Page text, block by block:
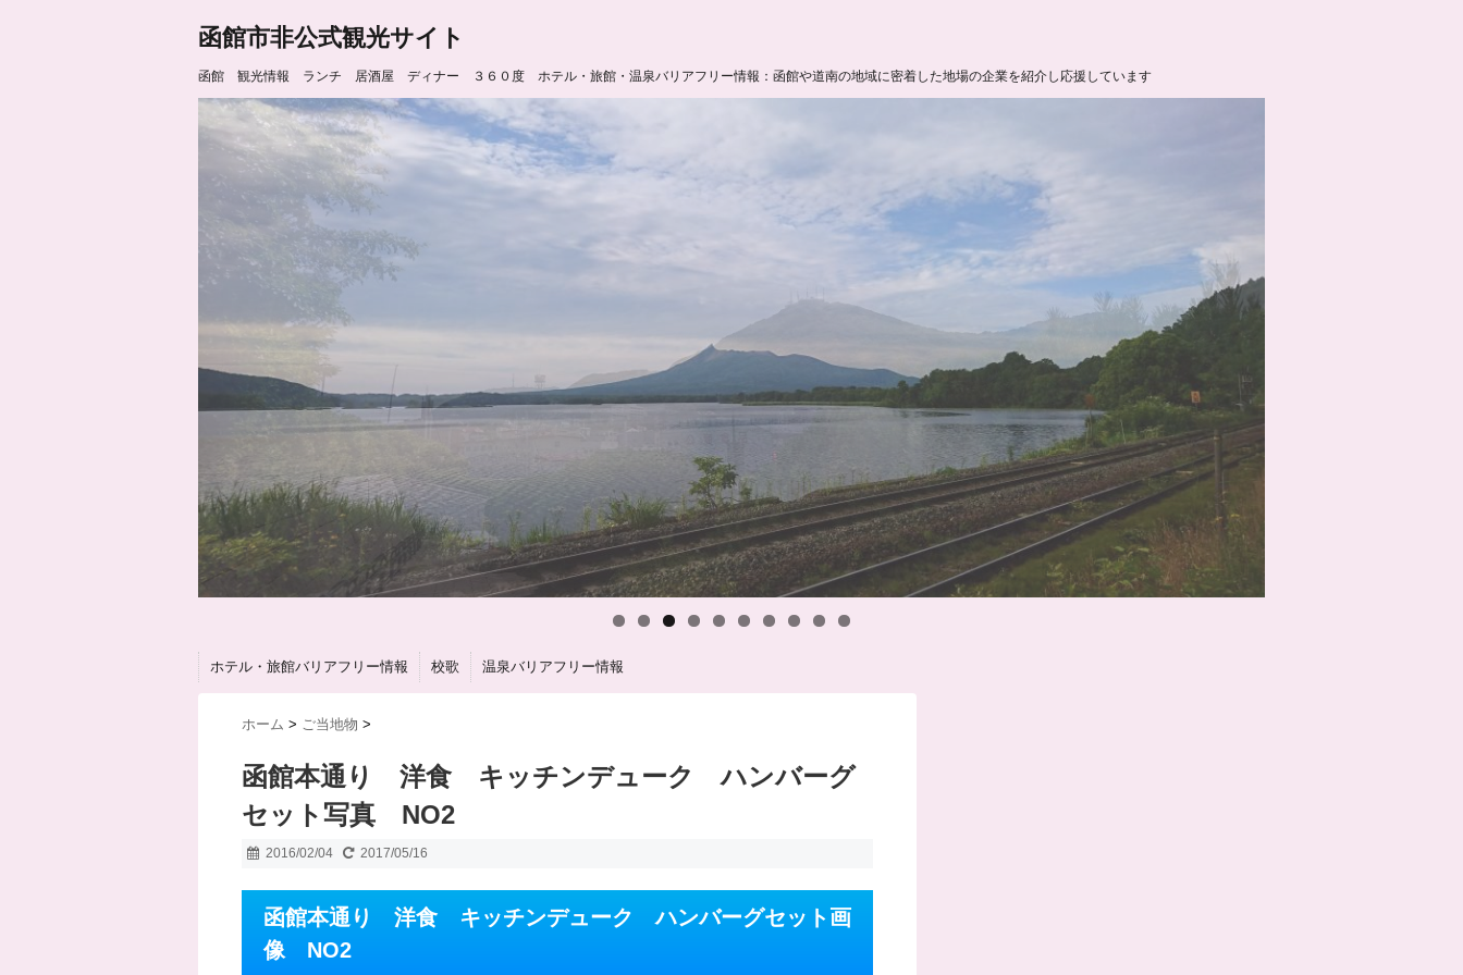
函館市非公式観光サイト
函館 観光情報 ランチ 居酒屋 ディナー ３６０度 ホテル・旅館・温泉バリアフリー情報：函館や道南の地域に密着した地場の企業を紹介し応援しています
ホテル・旅館バリアフリー情報 校歌 温泉バリアフリー情報
ホーム > ご当地物 >
函館本通り 洋食 キッチンデューク ハンバーグ
セット写真 NO2
2016/02/04 2017/05/16
函館本通り 洋食 キッチンデューク ハンバーグセット画
像 NO2